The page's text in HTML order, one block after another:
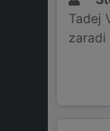
Tadej
zaradi